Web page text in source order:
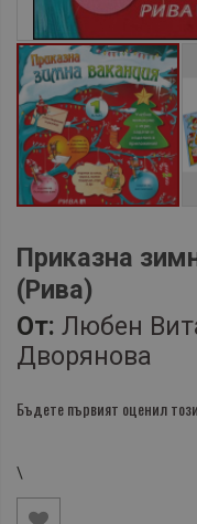
Приказна
(Рива)
От: Любен
Дворянова
Бъдете първият оценил
\